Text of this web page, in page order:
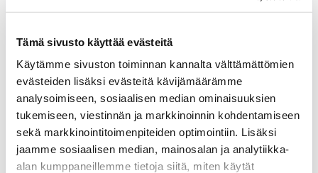
Tämä sivusto käyttää evästeitä
Käytämme sivuston toiminnan kannalta välttämättömien
evästeiden lisäksi evästeitä kävijämäärämme
analysoimiseen, sosiaalisen median ominaisuuksien
tukemiseen, viestinnän ja markkinoinnin kohdentamiseen
sekä markkinointitoimenpiteiden optimointiin. Lisäksi
jaamme sosiaalisen median, mainosalan ja analytiikka-
alan kumppaneillemme tietoja siitä, miten käytät
Autoalan sähkötyöturvallisuus SFS
6002: Hybriditoteutus, 21.8.2026,
7.10.2026, 5.11.2026 ja 10.12.2026
210,00